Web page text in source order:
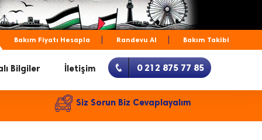
Bakım Fiyatı Hesapla Randevu Al Bakım Takibi
Bilgiler İletişim 0 212 875 77 85
Siz Sorun Biz Cevaplayalım